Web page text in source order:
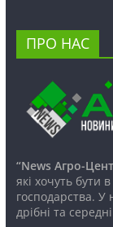
ПРО НАС
“News Агро-
які хочуть бути
господарства. У
дрібні та